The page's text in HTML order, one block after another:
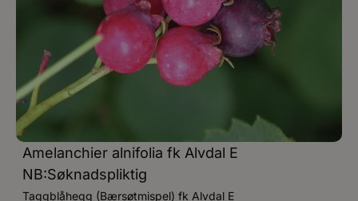
Amelanchier alnifolia fk Alvdal E
NB:Søknadspliktig
Taggblåhegg (Bærsøtmispel) fk Alvdal E